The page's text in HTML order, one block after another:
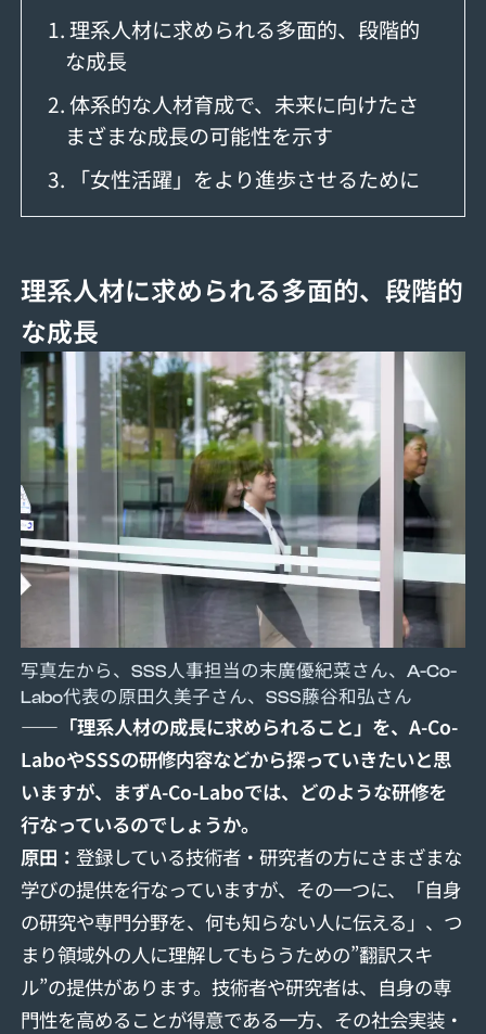
1. 理系人材に求められる多面的、段階的
な成長
2. 体系的な人材育成で、未来に向けたさ
まざまな成長の可能性を示す
3. 「女性活躍」をより進歩させるために
理系人材に求められる多面的、段階的
な成長
写真左から、SSS人事担当の末廣優紀菜さん、A-Co-
Labo代表の原田久美子さん、SSS藤谷和弘さん
――「理系人材の成長に求められること」を、A-Co-
LaboやSSSの研修内容などから探っていきたいと思
いますが、まずA-Co-Laboでは、どのような研修を
行なっているのでしょうか。
原⽥ ：登録している技術者・研究者の方にさまざまな
学びの提供を行なっていますが、その一つに、「自身
の研究や専門分野を、何も知らない⼈に伝える」、つ
まり領域外の人に理解してもらうための”翻訳スキ
ル”の提供があります。技術者や研究者は、自身の専
門性を高めることが得意である一方、その社会実装・